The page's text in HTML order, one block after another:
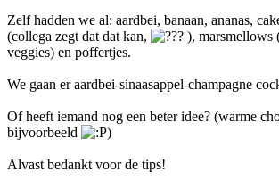
Zelf hadden we al: aardbei, banaan, ananas,
(collega zegt dat dat kan,
), marsmellows
veggies) en poffertjes.
We gaan er aardbei-sinaasappel-champagne
Of heeft iemand nog een beter idee? (warme
bijvoorbeeld
)
Alvast bedankt voor de tips!